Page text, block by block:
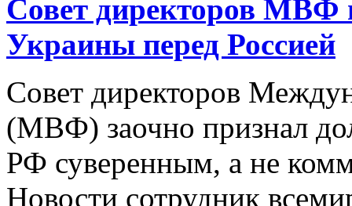
Совет директоров МВФ
Украины перед Россией
Совет директоров
(МВФ) заочно признал
РФ суверенным, а не
Новости сотрудник